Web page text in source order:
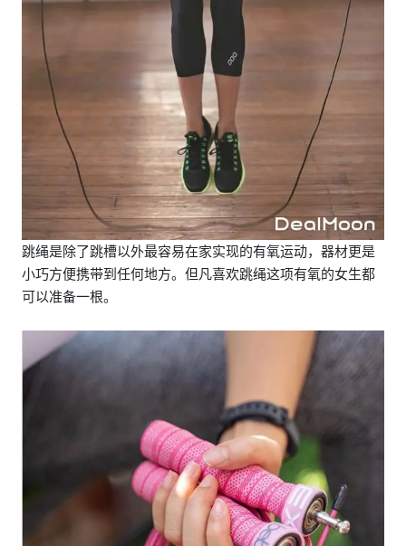
跳绳是除了跳槽以外最容易在家实现的有氧运动，器材更是
小巧方便携带到任何地方。但凡喜欢跳绳这项有氧的女生都
可以准备一根。